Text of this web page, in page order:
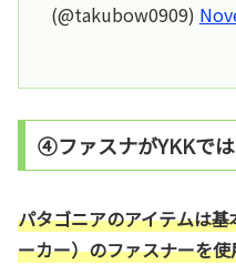
(@takubow0909)
④ファスナがYKKで
パタゴニアのアイテムは
ーカー）のファスナーを